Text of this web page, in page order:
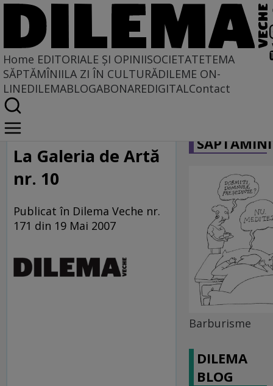
Home EDITORIALE ȘI OPINIISOCIETATETEMA
SĂPTĂMÎNIILA ZI ÎN CULTURĂDILEME ON-
LINEDILEMABLOGABONAREDIGITALContact
Home
La centru şi la margine
La Galeria de Artă
nr. 10
Publicat în Dilema Veche nr.
171 din 19 Mai 2007
Barburisme
DILEMA
BLOG